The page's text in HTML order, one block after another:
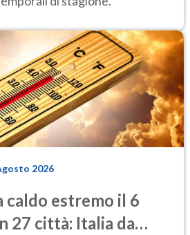
2026
estremo il 6
27 città: Italia da